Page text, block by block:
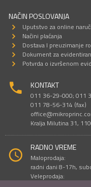
NAČIN POSLOVANJA
Uputstvo za online
Načini plaćanja
Dostava I preuzimanje
Dokument za
Potvrda o izvršenom
KONTAKT
011 36-29-000; 011
011 78-56-314 (fax)
Kralja Milutina 31,
RADNO VREME
Maloprodaja:
radni dani 8-17h,
Veleprodaja: